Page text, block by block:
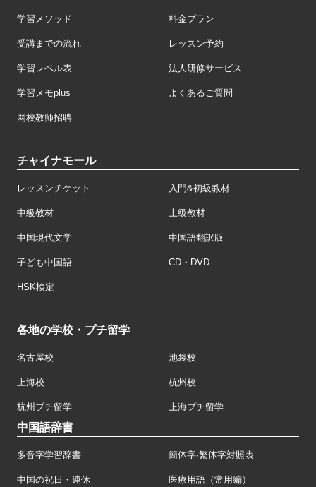
学習メソッド 料金プラン
受講までの流れ レッスン予約
学習レベル表 法人研修サービス
学習メモplus よくあるご質問
网校教师招聘
チャイナモール
レッスンチケット 入門&初級教材
中級教材 上級教材
中国現代文学 中国語翻訳版
子ども中国語 CD・DVD
HSK検定
各地の学校・プチ留学
名古屋校 池袋校
上海校 杭州校
杭州プチ留学 上海プチ留学
中国語辞書
多音字学習辞書 簡体字·繁体字対照表
中国の祝日・連休 医療用語（常用編）